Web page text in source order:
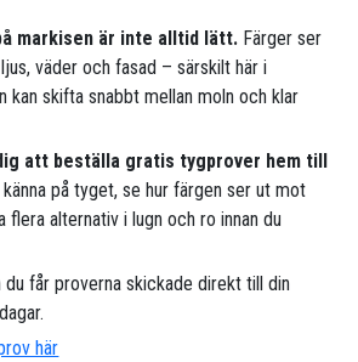
markisen är inte alltid lätt. Färger ser
väder och fasad – särskilt här i
kan skifta snabbt mellan moln och klar
att beställa gratis tygprover hem till
känna på tyget, se hur färgen ser ut mot
flera alternativ i lugn och ro innan du
får proverna skickade direkt till din
här